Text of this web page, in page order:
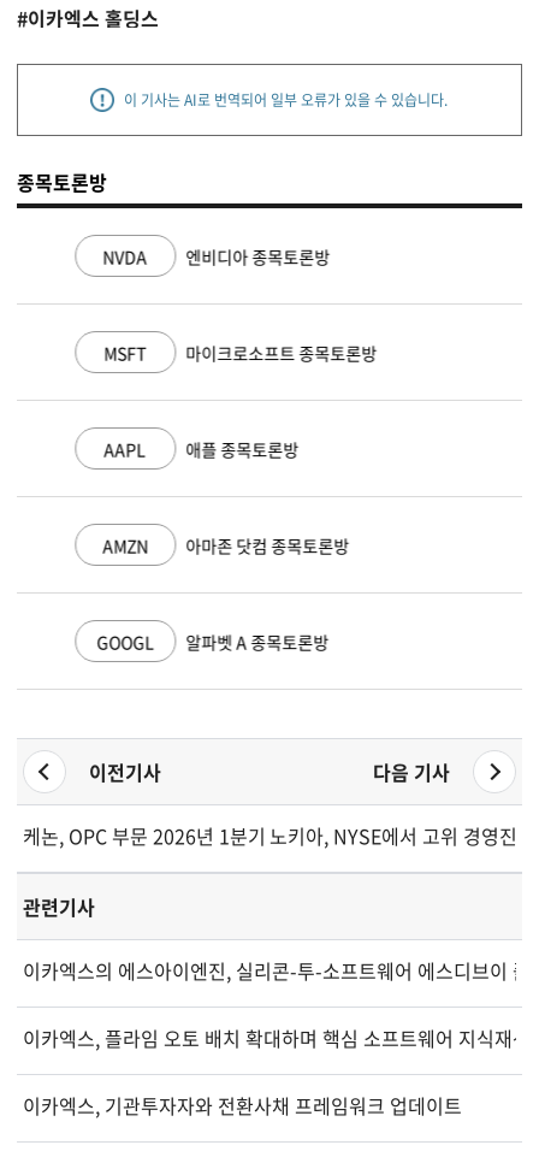
#이카엑스 홀딩스
이 기사는 AI로 번역되어 일부 오류가 있을 수 있습니다.
종목토론방
NVDA 엔비디아 종목토론방
MSFT 마이크로소프트 종목토론방
AAPL 애플 종목토론방
AMZN 아마존 닷컴 종목토론방
GOOGL 알파벳 A 종목토론방
이전기사 다음 기사
케논, OPC 부문 2026년 1분기 성장 기록...배당으로 2억 달러 환
노키아, NYSE에서 고위 경영진
관련기사
이카엑스의 에스아이엔진, 실리콘-투-소프트웨어 에스디브이
이카엑스, 플라임 오토 배치 확대하며 핵심 소프트웨어 지식재산
이카엑스, 기관투자자와 전환사채 프레임워크 업데이트